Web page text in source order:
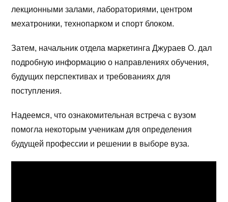
лекционными залами, лабораториями, центром
мехатроники, технопарком и спорт блоком.
Затем, начальник отдела маркетинга Джураев О. дал
подробную информацию о направлениях обучения,
будущих перспективах и требованиях для
поступления.
Надеемся, что ознакомительная встреча с вузом
помогла некоторым ученикам для определения
будущей профессии и решении в выборе вуза.